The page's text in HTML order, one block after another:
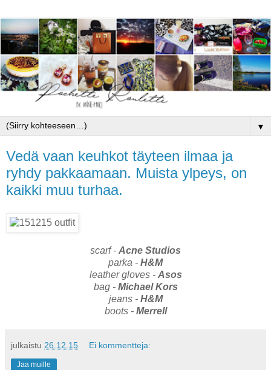
▼
Vedä vaan keuhkot täyteen ilmaa ja
ryhdy pakkaamaan. Muista ylpeys, on
kaikki muu turhaa.
scarf - Acne Studios
parka - H&M
leather gloves - Asos
bag - Michael Kors
jeans - H&M
boots - Merrell
julkaistu 26.12.15 Ei kommentteja:
Jaa muille